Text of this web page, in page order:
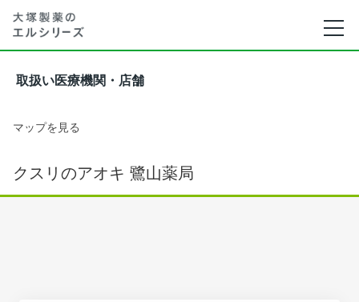
取扱い医療機関・店舗
マップを見る
クスリのアオキ 鷺山薬局